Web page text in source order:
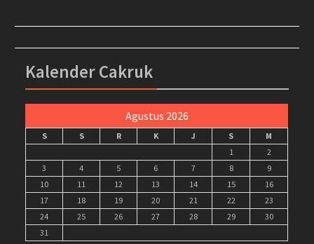
Kalender Cakruk
Agustus 2026
S S R K J S
M
1
2
3
4 5 6 7 8
9
10
11 12 13 14 15
16
17
18 19 20 21 22
23
24
25 26 27 28 29
30
31